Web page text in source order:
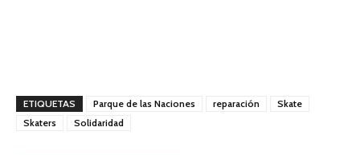
ETIQUETAS Parque de las Naciones reparación
Skate
Skaters
Solidaridad